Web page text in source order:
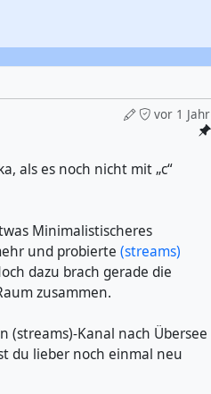
vor 1 Jahr
als es noch nicht mit „c“
Minimalistischeres
und probierte (streams)
dazu brach gerade die
zusammen.
(streams)-Kanal nach Übersee
du lieber noch einmal neu